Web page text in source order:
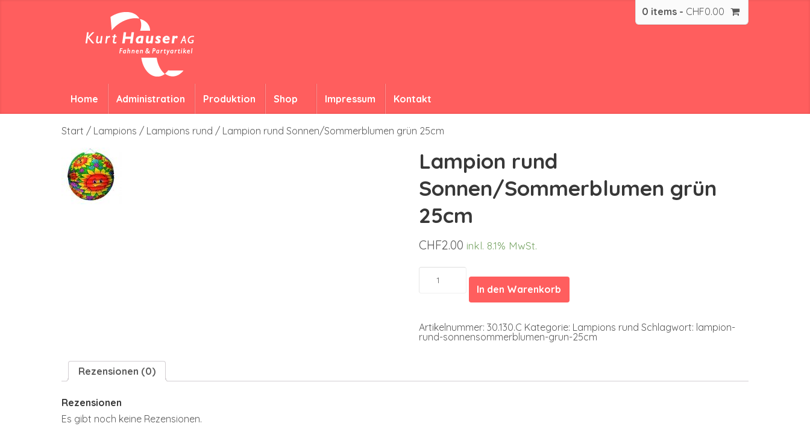
0 items - CHF0.00
Home Administration Produktion Shop Impressum Kontakt
Start / Lampions / Lampions rund / Lampion rund Sonnen/Sommerblumen grün 25cm
Lampion rund
Sonnen/Sommerblumen grün
25cm
CHF2.00 inkl. 8.1% MwSt.
Lampion
rund
Sonnen/Sommerblumen
In den Warenkorb
Artikelnummer: 30.130.C Kategorie: Lampions rund Schlagwort: lampion-
rund-sonnensommerblumen-grun-25cm
Rezensionen (0)
Rezensionen
Es gibt noch keine Rezensionen.